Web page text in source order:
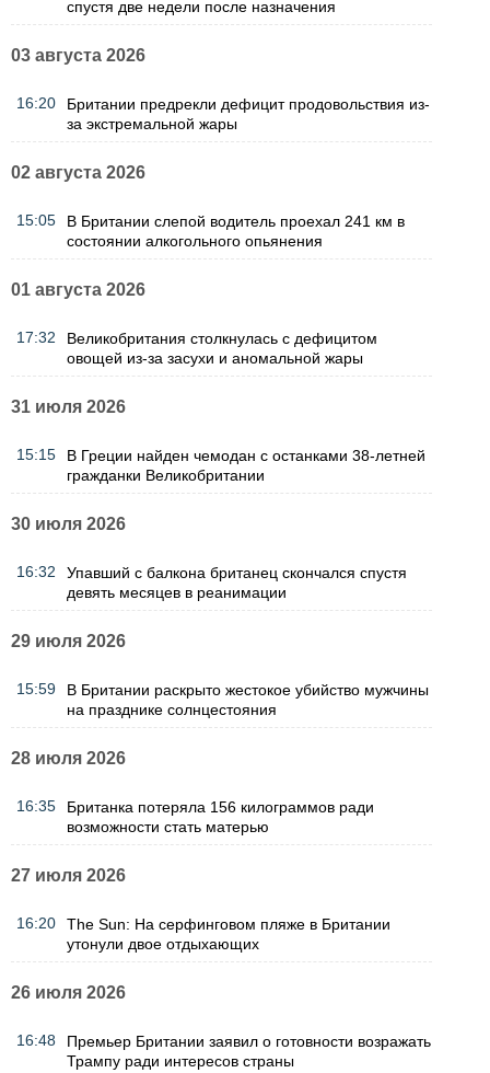
спустя две недели после назначения
03 августа 2026
16:20
Британии предрекли дефицит продовольствия из-
за экстремальной жары
02 августа 2026
15:05
В Британии слепой водитель проехал 241 км в
состоянии алкогольного опьянения
01 августа 2026
17:32
Великобритания столкнулась с дефицитом
овощей из-за засухи и аномальной жары
31 июля 2026
15:15
В Греции найден чемодан с останками 38-летней
гражданки Великобритании
30 июля 2026
16:32
Упавший с балкона британец скончался спустя
девять месяцев в реанимации
29 июля 2026
15:59
В Британии раскрыто жестокое убийство мужчины
на празднике солнцестояния
28 июля 2026
16:35
Британка потеряла 156 килограммов ради
возможности стать матерью
27 июля 2026
16:20
The Sun: На серфинговом пляже в Британии
утонули двое отдыхающих
26 июля 2026
16:48
Премьер Британии заявил о готовности возражать
Трампу ради интересов страны